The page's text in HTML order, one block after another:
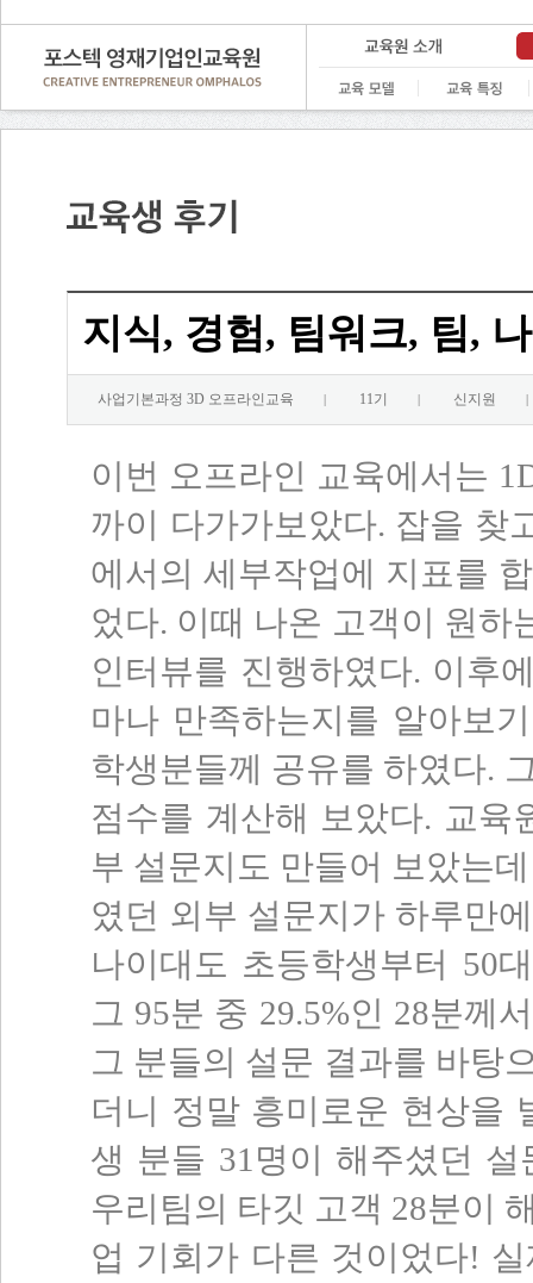
지식, 경험, 팀워크, 팀,
사업기본과정 3D 오프라인교육 11기 신지원
이번 오프라인 교육에서는
까이 다가가보았다. 잡을 찾
에서의 세부작업에 지표를
었다. 이때 나온 고객이 원하
인터뷰를 진행하였다. 이후
마나 만족하는지를 알아보
학생분들께 공유를 하였다.
점수를 계산해 보았다. 교
부 설문지도 만들어 보았는
였던 외부 설문지가 하루만
나이대도 초등학생부터 50
그 95분 중 29.5%인 28분께
그 분들의 설문 결과를 바탕
더니 정말 흥미로운 현상을
생 분들 31명이 해주셨던
우리팀의 타깃 고객 28분이
업 기회가 다른 것이었다!